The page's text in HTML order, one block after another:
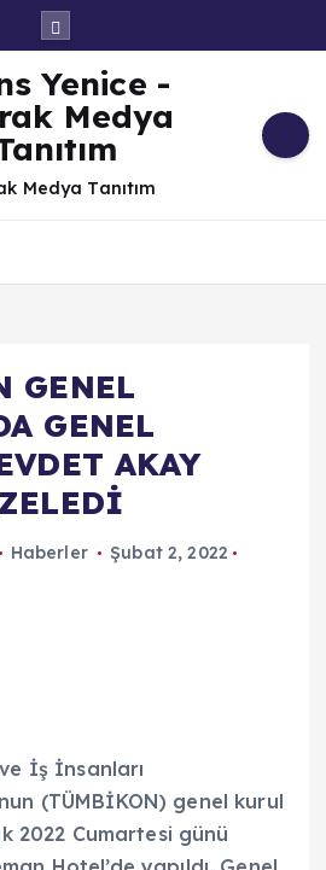
Medya
Medya Tanıtım
GENEL
GENEL
AKAY
Haberler
Şubat 2, 2022
İş İnsanları
(TÜMBİKON) genel kurul
2022 Cumartesi günü